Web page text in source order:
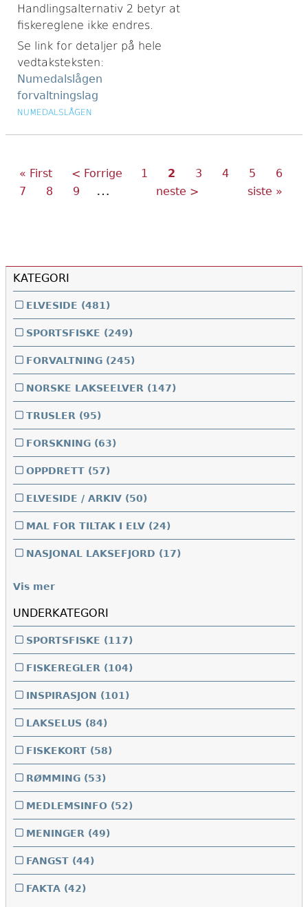
Handlingsalternativ 2 betyr at
fiskereglene ikke endres.
Se link for detaljer på hele
vedtaksteksten:
Numedalslågen
forvaltningslag
NUMEDALSLÅGEN
Sider
Første
« First
Forrige
< Forrige Side
1
Nåværende
2 Side
3 Side
4 Side
5 Side
6
Side
7 Side
8 Side
9 …
Neste
neste >
Siste
siste »
KATEGORI
ELVESIDE (481)
SPORTSFISKE (249)
FORVALTNING (245)
NORSKE LAKSEELVER (147)
TRUSLER (95)
FORSKNING (63)
OPPDRETT (57)
ELVESIDE / ARKIV (50)
MAL FOR TILTAK I ELV (24)
NASJONAL LAKSEFJORD (17)
Vis mer
UNDERKATEGORI
SPORTSFISKE (117)
FISKEREGLER (104)
INSPIRASJON (101)
LAKSELUS (84)
FISKEKORT (58)
RØMMING (53)
MEDLEMSINFO (52)
MENINGER (49)
FANGST (44)
FAKTA (42)